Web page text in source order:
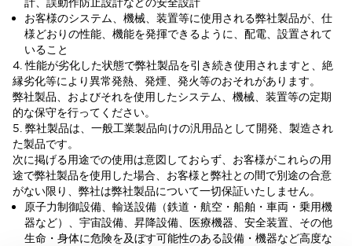
お客様のシステム、機械、装置等に使用される弊社製品が、仕
様どおりの性能、機能を発揮できるように、配電、設置されて
いること
4. 性能が劣化した状態で弊社製品を引き続き使用されますと、絶
縁劣化等により異常発熱、発煙、発火等のおそれがあります。
弊社製品、およびそれを使用したシステム、機械、装置等の定期
的な保守を行ってください。
5. 弊社製品は、一般工業製品向けの汎用品として開発、製造され
た製品です。
次に掲げる用途での使用は意図しておらず、お客様がこれらの用
途で弊社製品を使用した場合、お客様と弊社との間で別途の合意
がない限り、弊社は弊社製品について一切保証いたしません。
原子力制御設備、輸送設備（鉄道・航空・船舶・車両・乗用機
器など）、宇宙設備、昇降設備、医療機器、安全装置、その他
生命・身体に危険を及ぼす可能性のある設備・機器など高度な